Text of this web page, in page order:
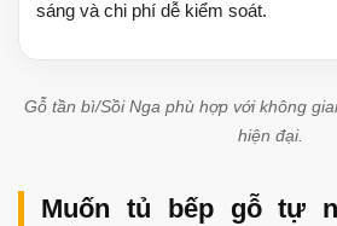
sáng và chi phí dễ kiểm soát.
Gỗ tần bì/Sồi Nga phù hợp với không
hiện đại.
Muốn tủ bếp gỗ tự